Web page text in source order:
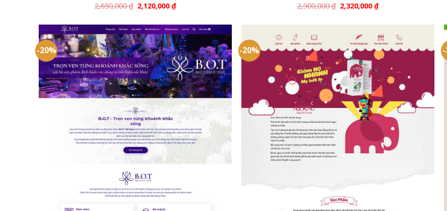
2,650,000₫ 2,120,000₫
2,900,000₫ 2,320,000₫
-20% -20% -